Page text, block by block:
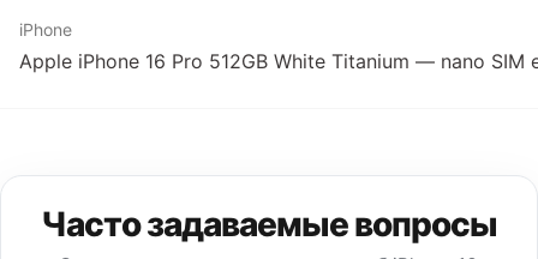
iPhone
Apple iPhone 16 Pro 512GB White Titanium — nano SIM
Часто задаваемые вопросы